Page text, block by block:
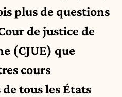
plus de questions
de justice de
(CJUE) que
cours
tous les États